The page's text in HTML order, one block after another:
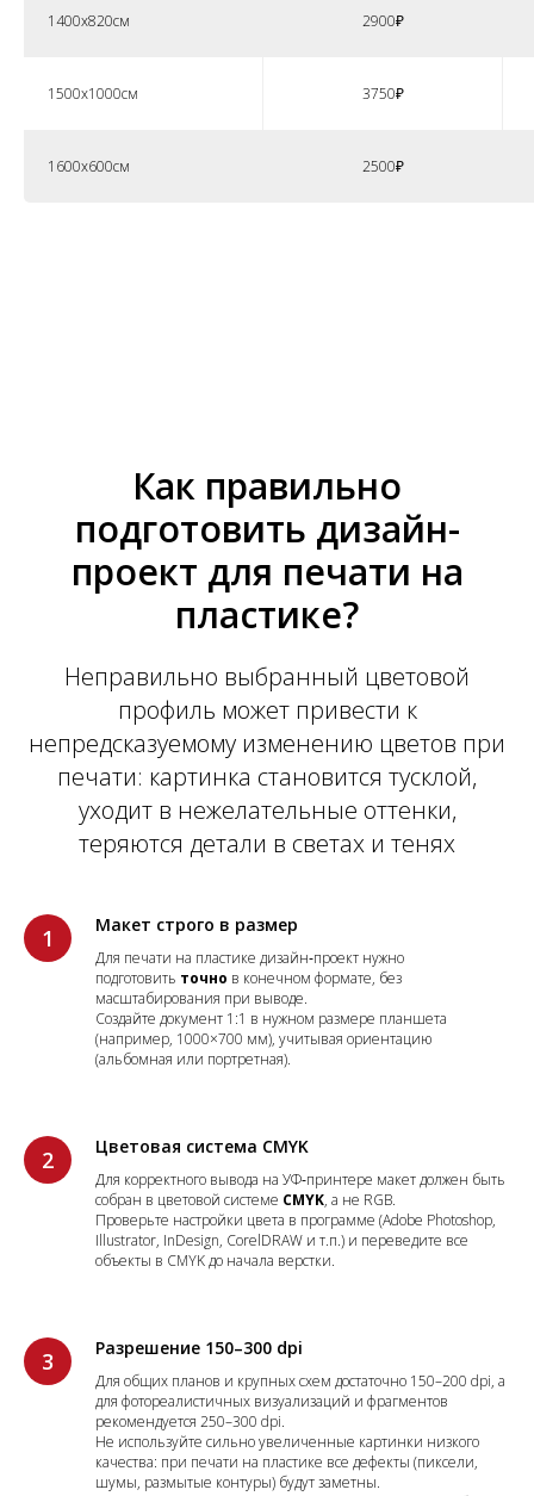
1400х820см 2900₽
1500х1000см 3750₽
1600х600см 2500₽
Как правильно
подготовить дизайн-
проект для печати на
пластике?
Неправильно выбранный цветовой
профиль может привести к
непредсказуемому изменению цветов при
печати: картинка становится тусклой,
уходит в нежелательные оттенки,
теряются детали в светах и тенях
Макет строго в размер
Для печати на пластике дизайн‑проект нужно
подготовить точно в конечном формате, без
масштабирования при выводе.
Создайте документ 1:1 в нужном размере планшета
(например, 1000×700 мм), учитывая ориентацию
(альбомная или портретная).
Цветовая система CMYK
Для корректного вывода на УФ‑принтере макет должен быть
собран в цветовой системе CMYK, а не RGB.
Проверьте настройки цвета в программе (Adobe Photoshop,
Illustrator, InDesign, CorelDRAW и т.п.) и переведите все
объекты в CMYK до начала верстки.
Разрешение 150–300 dpi
Для общих планов и крупных схем достаточно 150–200 dpi, а
для фотореалистичных визуализаций и фрагментов
рекомендуется 250–300 dpi.
Не используйте сильно увеличенные картинки низкого
качества: при печати на пластике все дефекты (пиксели,
шумы, размытые контуры) будут заметны.